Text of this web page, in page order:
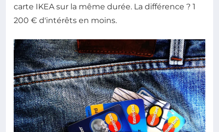
carte IKEA sur la même durée. La différence ? 1
200 € d'intérêts en moins.